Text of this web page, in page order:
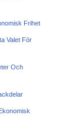
Frihet
Valet För
Och